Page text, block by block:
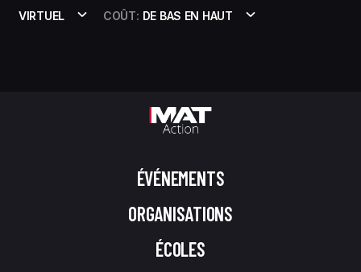
VIRTUEL COÛT: DE BAS EN HAUT
ÉVÉNEMENTS
ORGANISATIONS
ÉCOLES